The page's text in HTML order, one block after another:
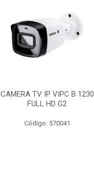
CAMERA TV IP VIPC B 1230
FULL HD G2
Código: 570041